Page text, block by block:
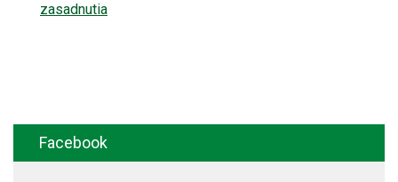
zasadnutia
Facebook